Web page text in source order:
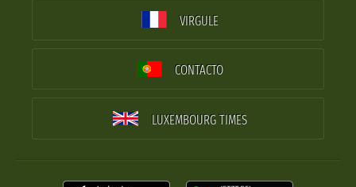
VIRGULE
CONTACTO
LUXEMBOURG TIMES